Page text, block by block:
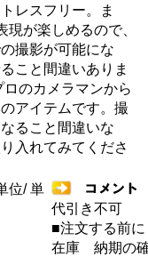
レスフリー。ま
が楽しめるので、
撮影が可能にな
こと間違いありま
のカメラマンから
アイテムです。撮
ること間違いな
入れてみてくださ
位/ 単
代引き不可
■注文する前に
在庫 納期の